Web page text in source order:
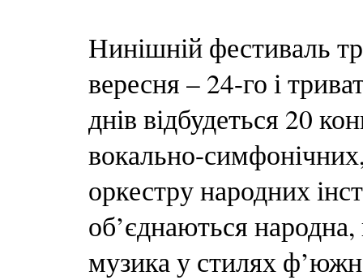
Нинішній фестиваль
вересня – 24-го і
днів відбудеться 20
вокально-
оркестру народних
об’єднаються
музика у стилях